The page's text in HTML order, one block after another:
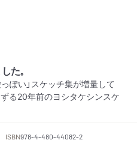
た。
ぽい」スケッチ集が増量して
る20年前のヨシタケシンスケ
ISBN978-4-480-44082-2